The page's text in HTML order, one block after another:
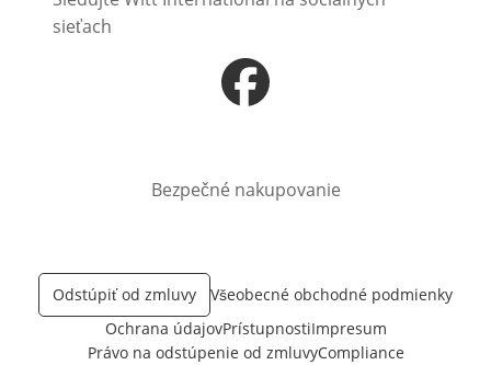
sieťach
Otvorí sa vnovom okne
Bezpečné nakupovanie
Odstúpiť od zmluvy
Všeobecné obchodné podmienky
Ochrana údajovPrístupnostiImpresum
Právo na odstúpenie od zmluvyCompliance